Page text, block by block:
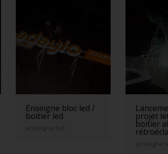
Enseigne bloc led /
boitier led
enseigne led
projet
boitier
enseigne